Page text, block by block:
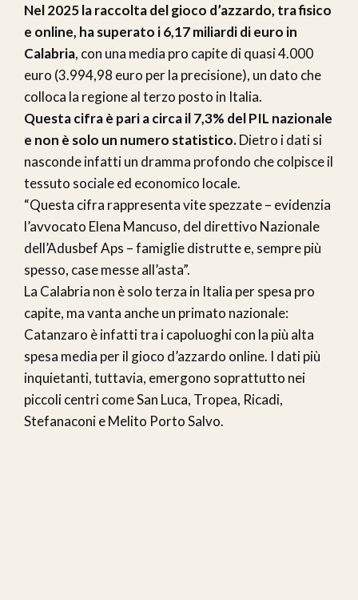
Nel 2025 la raccolta del gioco d’azzardo, tra fisico
e online, ha superato i 6,17 miliardi di euro in
Calabria, con una media pro capite di quasi 4.000
euro (3.994,98 euro per la precisione), un dato che
colloca la regione al terzo posto in Italia.
Questa cifra è pari a circa il 7,3% del PIL nazionale
e non è solo un numero statistico.Dietro i dati si
nasconde infatti un dramma profondo che colpisce il
tessuto sociale ed economico locale.
“Questa cifra rappresenta vite spezzate – evidenzia
l’avvocato Elena Mancuso, del direttivo Nazionale
dell’Adusbef Aps – famiglie distrutte e, sempre più
spesso, case messe all’asta”.
La Calabria non è solo terza in Italia per spesa pro
capite, ma vanta anche un primato nazionale:
Catanzaro è infatti tra i capoluoghi con la più alta
spesa media per il gioco d’azzardo online. I dati più
inquietanti, tuttavia, emergono soprattutto nei
piccoli centri come San Luca, Tropea, Ricadi,
Stefanaconi e Melito Porto Salvo.